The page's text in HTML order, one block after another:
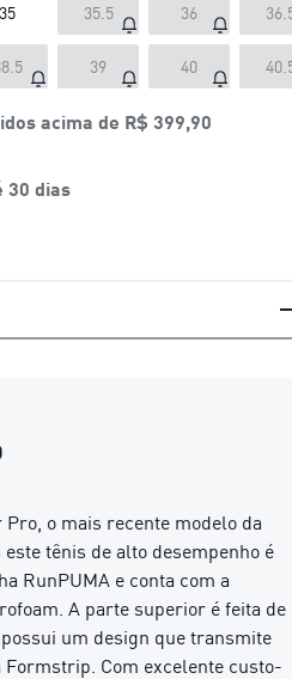
35 35.5 36
39 40
acima de R$ 399,90
30 dias
Pro, o mais recente modelo da
tênis de alto desempenho é
RunPUMA e conta com a
A parte superior é feita de
um design que transmite
Formstrip. Com excelente custo-